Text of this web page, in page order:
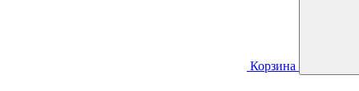
Корзина